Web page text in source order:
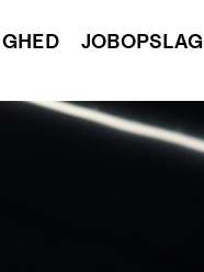
JOBOPSLAG